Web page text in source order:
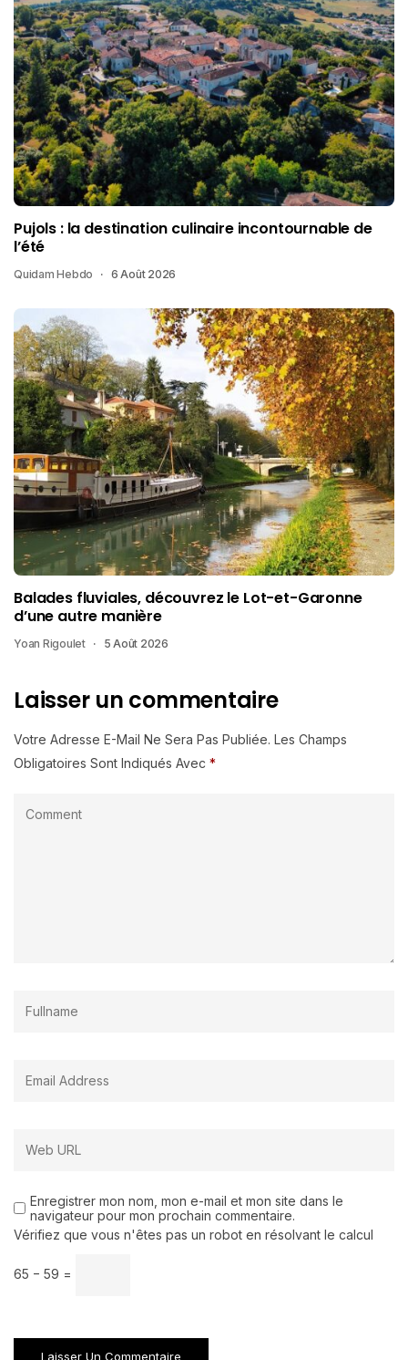
Pujols : la destination culinaire incontournable de
l’été
Quidam Hebdo 6 Août 2026
Balades fluviales, découvrez le Lot-et-Garonne
d’une autre manière
Yoan Rigoulet 5 Août 2026
Laisser un commentaire
Votre Adresse E-Mail Ne Sera Pas Publiée. Les Champs
Obligatoires Sont Indiqués Avec *
Enregistrer mon nom, mon e-mail et mon site dans le
navigateur pour mon prochain commentaire.
Vérifiez que vous n'êtes pas un robot en résolvant le calcul
65 − 59 =